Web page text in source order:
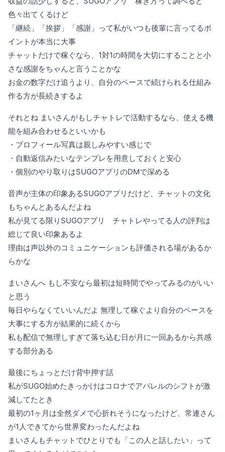
色々出てくるけど
「継続」「挨拶」「感謝」って私がいつも後輩に言ってるポ
イントが本当に大事
チャットだけで稼ぐなら、1対1の時間を大切にすることと小
さな感謝をちゃんと言うことかな
お金の数字だけ追うより、自分のペースで続けられる仕組み
作る方が長続きするよ
それとね まいさんがもしチャトレで活動するなら、使える機
能を組み合わせるといいかも
・プロフィール写真は親しみやすい感じで
・自動返信みたいなテンプレを用意しておくと安心
・個別のやり取りはSUGOアプリのDMで深める
音声が主体の印象あるSUGOアプリだけど、チャットの文化
もちゃんとあるんだよね
私が見てる限りSUGOアプリ チャトレやってる人の評判は
総じて良い印象あるよ
理由は声以外のコミュニケーションも評価される場があるか
らかな
まいさんへ もし不安なら最初は短時間でやってみるのがいい
と思う
毎日やらなくていいんだよ 無理して稼ぐより自分のペースを
大事にする方が結果的に続くから
私も配信で無理しすぎて落ち込む日が月に一回あるから共感
する部分ある
最後にちょっとだけ背中押す話
私がSUGO始めたきっかけはコロナでアパレルのシフトが激
減してたとき
最初の1ヶ月は全然ダメで心折れそうになったけど、常連さん
が1人できてから世界変わったんだよね
まいさんもチャットでひとりでも「この人と話したい」って